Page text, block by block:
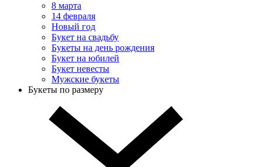
8 марта
14 февраля
Новый год
Букет на свадьбу
Букеты на день рождения
Букет на юбилей
Букет невесты
Мужские букеты
Букеты по размеру